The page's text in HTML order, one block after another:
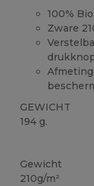
100%
Zware
GEWICHT
194 g.
Gewicht
210g/m²